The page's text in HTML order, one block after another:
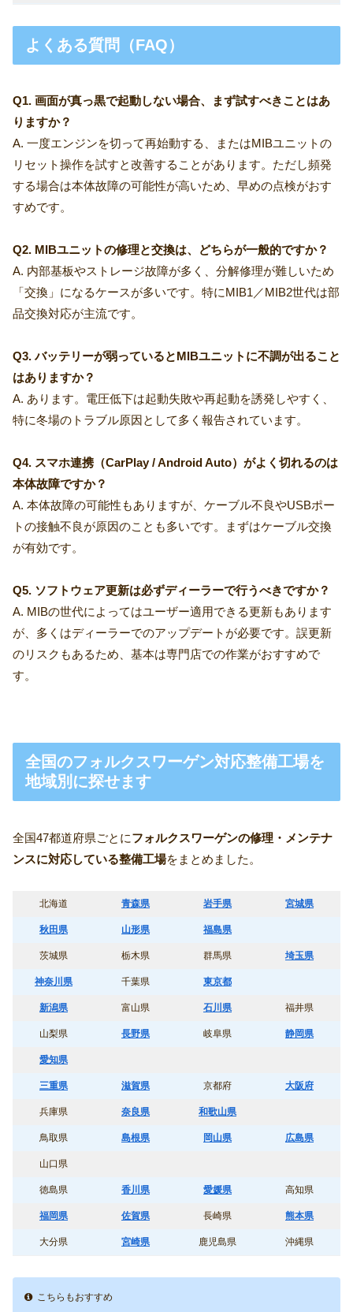
よくある質問（FAQ）
Q1. 画面が真っ黒で起動しない場合、まず試すべきことはあ
りますか？
A. 一度エンジンを切って再始動する、またはMIBユニットの
リセット操作を試すと改善することがあります。ただし頻発
する場合は本体故障の可能性が高いため、早めの点検がおす
すめです。
Q2. MIBユニットの修理と交換は、どちらが一般的ですか？
A. 内部基板やストレージ故障が多く、分解修理が難しいため
「交換」になるケースが多いです。特にMIB1／MIB2世代は部
品交換対応が主流です。
Q3. バッテリーが弱っているとMIBユニットに不調が出ること
はありますか？
A. あります。電圧低下は起動失敗や再起動を誘発しやすく、
特に冬場のトラブル原因として多く報告されています。
Q4. スマホ連携（CarPlay / Android Auto）がよく切れるのは
本体故障ですか？
A. 本体故障の可能性もありますが、ケーブル不良やUSBポー
トの接触不良が原因のことも多いです。まずはケーブル交換
が有効です。
Q5. ソフトウェア更新は必ずディーラーで行うべきですか？
A. MIBの世代によってはユーザー適用できる更新もあります
が、多くはディーラーでのアップデートが必要です。誤更新
のリスクもあるため、基本は専門店での作業がおすすめで
す。
全国のフォルクスワーゲン対応整備工場を
地域別に探せます
全国47都道府県ごとにフォルクスワーゲンの修理・メンテナ
ンスに対応している整備工場をまとめました。
北海道 青森県 岩手県 宮城県
秋田県 山形県 福島県
茨城県 栃木県 群馬県 埼玉県
神奈川県 千葉県 東京都
新潟県 富山県 石川県 福井県
山梨県 長野県 岐阜県 静岡県
愛知県
三重県 滋賀県 京都府 大阪府
兵庫県 奈良県 和歌山県
鳥取県 島根県 岡山県 広島県
山口県
徳島県 香川県 愛媛県 高知県
福岡県 佐賀県 長崎県 熊本県
大分県 宮崎県 鹿児島県 沖縄県
こちらもおすすめ